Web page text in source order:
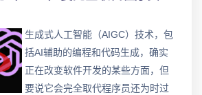
生成式人工智能（AIGC）技术，包
括AI辅助的编程和代码生成，确实
正在改变软件开发的某些方面，但
要说它会完全取代程序员还为时过